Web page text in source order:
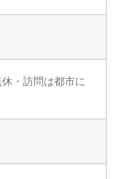
・訪問は都市に